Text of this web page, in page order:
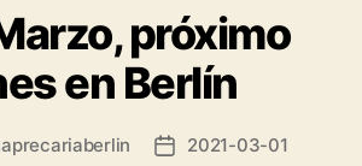
próximo
en Berlín
Post2021-03-01